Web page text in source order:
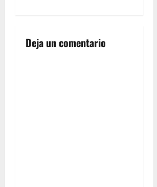
c
Deja un comentario